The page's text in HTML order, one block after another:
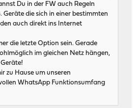
Du in der FW auch Regeln
Geräte die sich in einer bestimmten
auch direkt ins Internet
die letzte Option sein. Gerade
im gleichen Netz hängen,
zu Hause um unseren
WhatsApp Funktionsumfang